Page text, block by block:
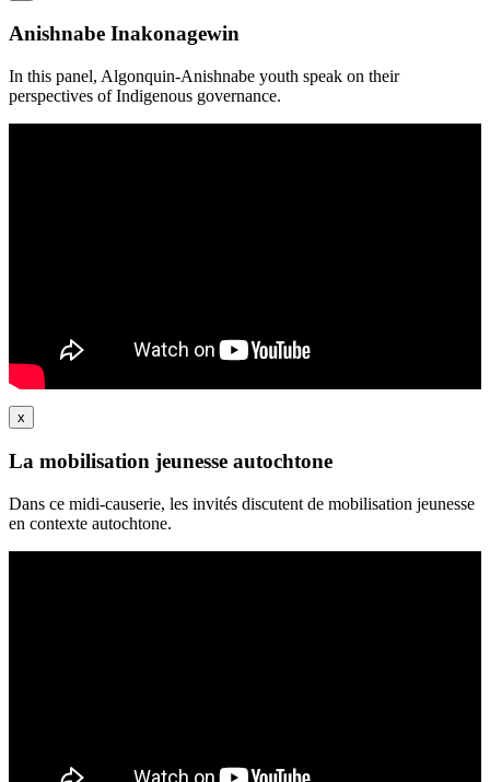
Anishnabe Inakonagewin
In this panel, Algonquin-Anishnabe youth speak on their
perspectives of Indigenous governance.
x
La mobilisation jeunesse autochtone
Dans ce midi-causerie, les invités discutent de mobilisation jeunesse
en contexte autochtone.